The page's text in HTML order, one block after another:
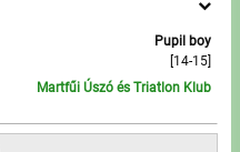
Pupil boy
[14-15]
Martfűi Úszó és Triatlon Klub